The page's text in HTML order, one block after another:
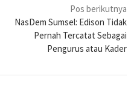
Pos berikutnya
NasDem Sumsel: Edison Tidak
Pernah Tercatat Sebagai
Pengurus atau Kader